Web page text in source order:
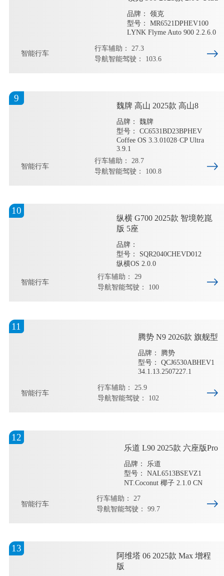
品牌： 领克
型号： MR6521DPHEV100
LYNK Flyme Auto 900 2.2.6.0
智能行车
行车辅助： 27.3
导航智能驾驶： 103.6
9
魏牌 高山 2025款 高山8
品牌： 魏牌
型号： CC6531BD23BPHEV
Coffee OS 3.3.01028·CP Ultra
3.9.1
智能行车
行车辅助： 28.7
导航智能驾驶： 100.8
10
纵横 G700 2025款 智境乾崑
版 5座
品牌：
型号： SQR2040CHEVD012
纵横OS 2.0.0
智能行车
行车辅助： 29
导航智能驾驶： 100
11
腾势 N9 2026款 旗舰型
品牌： 腾势
型号： QCJ6530ABHEV1
34.1.13.2507227.1
智能行车
行车辅助： 25.9
导航智能驾驶： 102
12
乐道 L90 2025款 六座版Pro
品牌： 乐道
型号： NAL6513BSEVZ1
NT.Coconut 椰子 2.1.0 CN
智能行车
行车辅助： 27
导航智能驾驶： 99.7
13
阿维塔 06 2025款 Max 增程
版